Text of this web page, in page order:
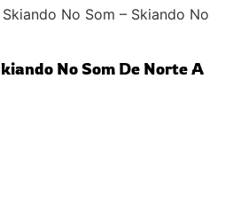
No Som – Skiando No
No Som De Norte A